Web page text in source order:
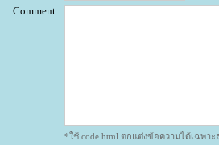
Comment :
*ใช้ code html ตกแต่งข้อความได้เฉพาะ